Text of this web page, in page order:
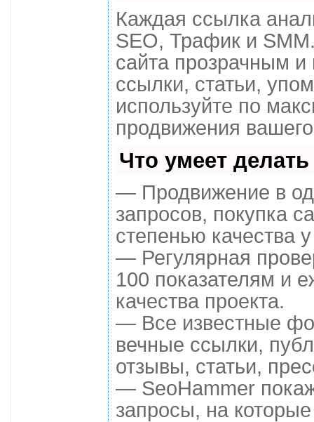
Каждая ссылка
SEO, Трафик и
сайта прозрачным
ссылки, статьи,
используйте по
продвижения
Что умеет
— Продвижение в
запросов, покупка
степенью качества
— Регулярная
100 показателям и
качества проекта.
— Все известные
вечные ссылки,
отзывы, статьи,
— SeoHammer
запросы, на